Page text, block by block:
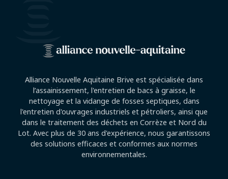
Alliance Nouvelle Aquitaine Brive est spécialisée dans
l’assainissement, l'entretien de bacs à graisse, le
nettoyage et la vidange de fosses septiques, dans
l'entretien d'ouvrages industriels et pétroliers, ainsi que
dans le traitement des déchets en Corrèze et Nord du
Lot. Avec plus de 30 ans d'expérience, nous garantissons
des solutions efficaces et conformes aux normes
environnementales.